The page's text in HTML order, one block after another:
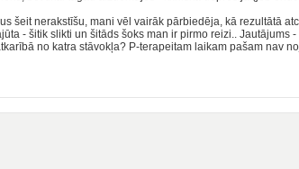
šeit nerakstīšu, mani vēl vairāk pārbiedēja, kā rezultātā
- šitik slikti un šitāds šoks man ir pirmo reizi.. Jautājums
no katra stāvokļa? P-terapeitam laikam pašam nav